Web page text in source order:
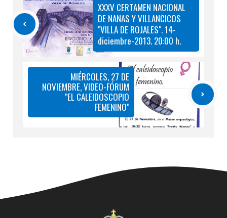
XXXV CERTAMEN NACIONAL
DE NANAS Y VILLANCICOS
"VILLA DE ROJALES". 14-
diciembre-2013. 20:00 h.
MIÉRCOLES, 27 DE
NOVIEMBRE, VIDEO-FÓRUM
"EL CALEIDOSCOPIO
FEMENINO"